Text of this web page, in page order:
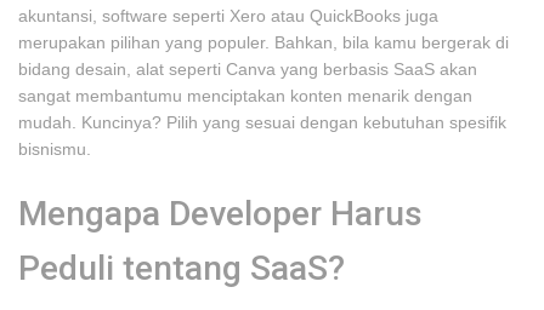
akuntansi, software seperti Xero atau QuickBooks juga
merupakan pilihan yang populer. Bahkan, bila kamu bergerak di
bidang desain, alat seperti Canva yang berbasis SaaS akan
sangat membantumu menciptakan konten menarik dengan
mudah. Kuncinya? Pilih yang sesuai dengan kebutuhan spesifik
bisnismu.
Mengapa Developer Harus
Peduli tentang SaaS?